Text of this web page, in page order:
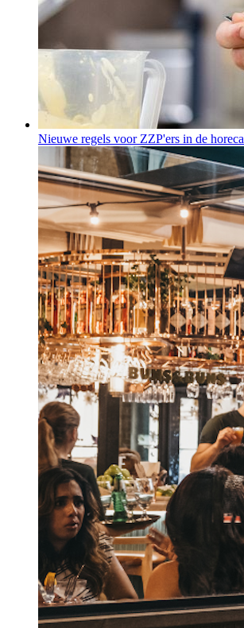
Nieuwe regels voor ZZP'ers in de horeca